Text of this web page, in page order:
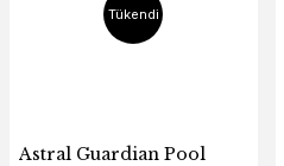
Tükendi
Astral Guardian Pool